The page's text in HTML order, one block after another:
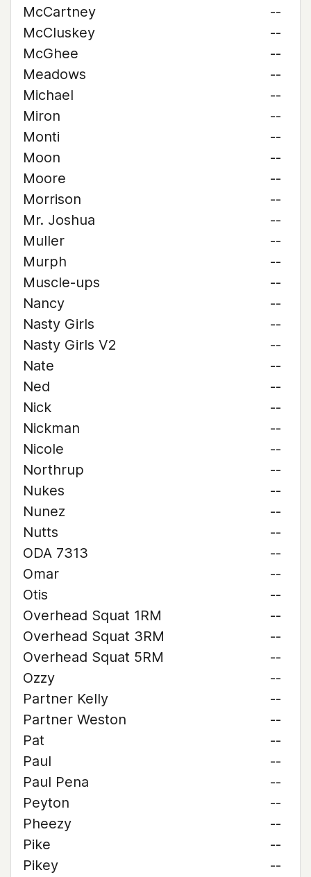
McCartney
--
McCluskey
--
McGhee
--
Meadows
--
Michael
--
Miron
--
Monti
--
Moon
--
Moore
--
Morrison
--
Mr. Joshua
--
Muller
--
Murph
--
Muscle-ups
--
Nancy
--
Nasty Girls
--
Nasty Girls V2
--
Nate
--
Ned
--
Nick
--
Nickman
--
Nicole
--
Northrup
--
Nukes
--
Nunez
--
Nutts
--
ODA 7313
--
Omar
--
Otis
--
Overhead Squat 1RM
--
Overhead Squat 3RM
--
Overhead Squat 5RM
--
Ozzy
--
Partner Kelly
--
Partner Weston
--
Pat
--
Paul
--
Paul Pena
--
Peyton
--
Pheezy
--
Pike
--
Pikey
--